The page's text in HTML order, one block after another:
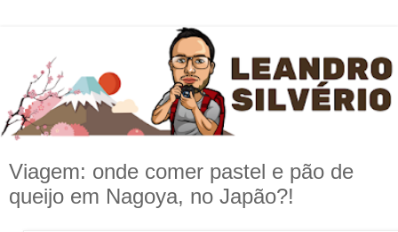
Viagem: onde comer pastel e pão de
queijo em Nagoya, no Japão?!